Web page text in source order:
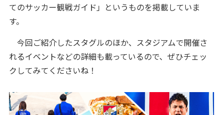
てのサッカー観戦ガイド」というものを掲載していま
す。
今回ご紹介したスタグルのほか、スタジアムで開催さ
れるイベントなどの詳細も載っているので、ぜひチェッ
クしてみてくださいね！